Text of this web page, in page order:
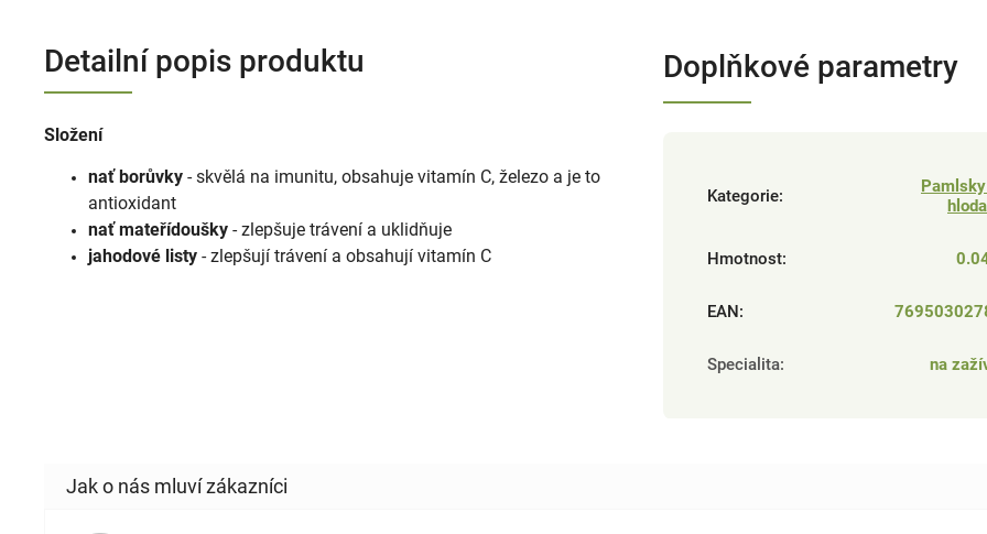
Detailní popis produktu
Složení
nať borůvky - skvělá na imunitu, obsahuje vitamín C, železo a je to
antioxidant
nať mateřídoušky - zlepšuje trávení a uklidňuje
jahodové listy - zlepšují trávení a obsahují vitamín C
Doplňkové parametry
Kategorie:
Hmotnost:
EAN:
Specialita: na